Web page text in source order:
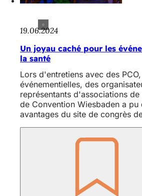
19.06.2024
Un joyau caché pour les
la santé
Lors d'entretiens avec des
événementielles, des
représentants d'associations
de Convention Wiesbaden a pu
avantages du site de congrès